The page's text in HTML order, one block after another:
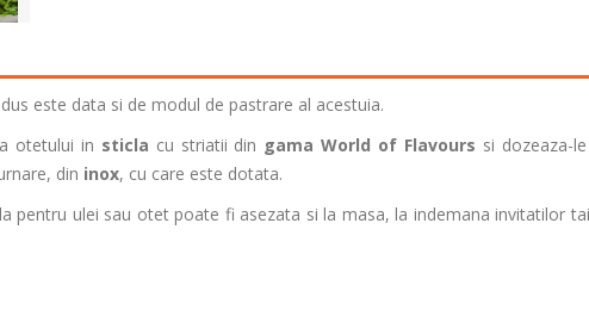
este data si de modul de pastrare al acestuia.
otetului in sticla cu striatii din gama World of Flavours si dozeaza-
din inox, cu care este dotata.
pentru ulei sau otet poate fi asezata si la masa, la indemana invitatilor